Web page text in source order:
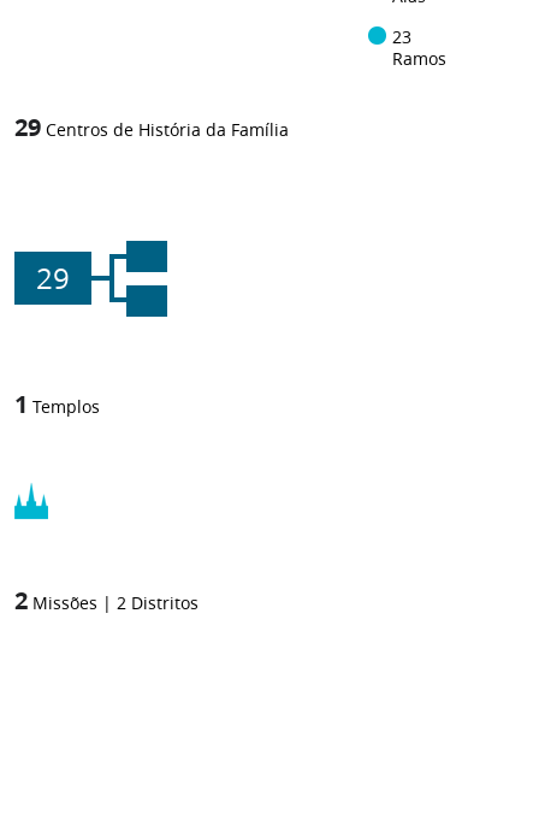
23
Ramos
29 Centros de História da Família
29
1 Templos
2 Missões | 2 Distritos